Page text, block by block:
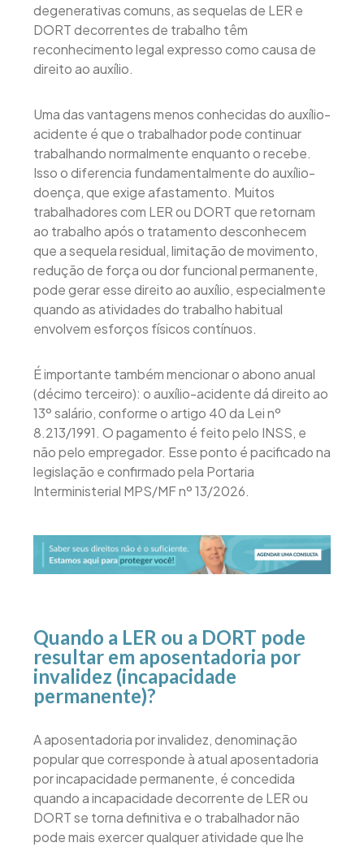
degenerativas comuns, as sequelas de LER e
DORT decorrentes de trabalho têm
reconhecimento legal expresso como causa de
direito ao auxílio.
Uma das vantagens menos conhecidas do auxílio-
acidente é que o trabalhador pode continuar
trabalhando normalmente enquanto o recebe.
Isso o diferencia fundamentalmente do auxílio-
doença, que exige afastamento. Muitos
trabalhadores com LER ou DORT que retornam
ao trabalho após o tratamento desconhecem
que a sequela residual, limitação de movimento,
redução de força ou dor funcional permanente,
pode gerar esse direito ao auxílio, especialmente
quando as atividades do trabalho habitual
envolvem esforços físicos contínuos.
É importante também mencionar o abono anual
(décimo terceiro): o auxílio-acidente dá direito ao
13º salário, conforme o artigo 40 da Lei nº
8.213/1991. O pagamento é feito pelo INSS, e
não pelo empregador. Esse ponto é pacificado na
legislação e confirmado pela Portaria
Interministerial MPS/MF nº 13/2026.
Quando a LER ou a DORT pode
resultar em aposentadoria por
invalidez (incapacidade
permanente)?
A aposentadoria por invalidez, denominação
popular que corresponde à atual aposentadoria
por incapacidade permanente, é concedida
quando a incapacidade decorrente de LER ou
DORT se torna definitiva e o trabalhador não
pode mais exercer qualquer atividade que lhe